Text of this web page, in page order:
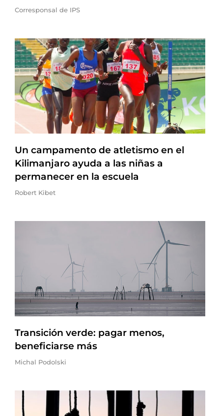
Corresponsal de IPS
Un campamento de atletismo en el
Kilimanjaro ayuda a las niñas a
permanecer en la escuela
Robert Kibet
Transición verde: pagar menos,
beneficiarse más
Michal Podolski